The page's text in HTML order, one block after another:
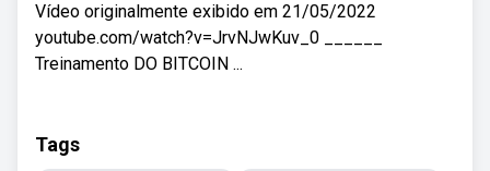
Vídeo originalmente exibido em 21/05/2022
youtube.com/watch?v=JrvNJwKuv_0 ______
Treinamento DO BITCOIN ...
Tags